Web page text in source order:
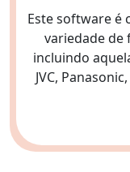
Este software é
variedade de
incluindo
JVC,